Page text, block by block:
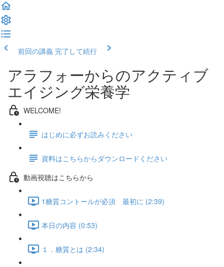
前回の講義 完了して続行
アラフォーからのアクティブ
エイジング栄養学
WELCOME!
はじめに必ずお読みください
資料はこちらからダウンロードください
動画視聴はこちらから
1糖質コントールが必須 最初に (2:39)
本日の内容 (0:53)
１．糖質とは (2:34)